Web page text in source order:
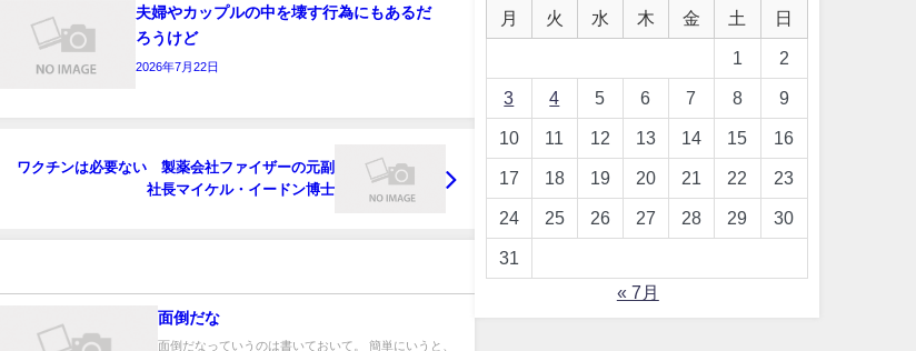
夫婦やカップルの中を壊す行為にもあるだ
ろうけど
2026年7月22日
ワクチンは必要ない 製薬会社ファイザーの元副
社長マイケル・イードン博士
面倒だな
面倒だなっていうのは書いておいて。 簡単にいうと、
月 火 水 木 金 土 日
1 2
3 4 5 6 7 8 9
10 11 12 13 14 15 16
17 18 19 20 21 22 23
24 25 26 27 28 29 30
31
« 7月